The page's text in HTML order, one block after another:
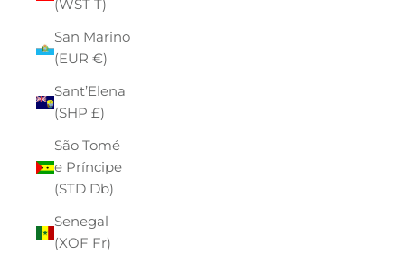
(WST T)
San Marino
(EUR €)
Sant’Elena
(SHP £)
São Tomé
e Príncipe
(STD Db)
Senegal
(XOF Fr)